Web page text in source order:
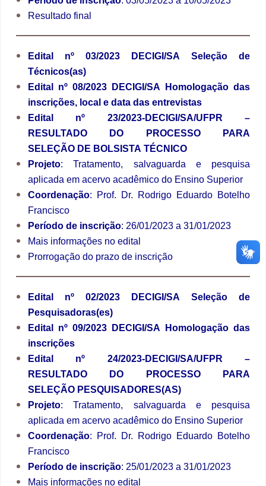
Resultado final
Edital nº 03/2023 DECIGI/SA Seleção de
Técnicos(as)
Edital nº 08/2023 DECIGI/SA Homologação das
inscrições, local e data das entrevistas
Edital nº 23/2023-DECIGI/SA/UFPR –
RESULTADO DO PROCESSO PARA
SELEÇÃO DE BOLSISTA TÉCNICO
Projeto: Tratamento, salvaguarda e pesquisa
aplicada em acervo acadêmico do Ensino Superior
Coordenação: Prof. Dr. Rodrigo Eduardo Botelho
Francisco
Período de inscrição: 26/01/2023 a 31/01/2023
Mais informações no edital
Prorrogação do prazo de inscrição
Edital nº 02/2023 DECIGI/SA Seleção de
Pesquisadoras(es)
Edital nº 09/2023 DECIGI/SA Homologação das
inscrições
Edital nº 24/2023-DECIGI/SA/UFPR –
RESULTADO DO PROCESSO PARA
SELEÇÃO PESQUISADORES(AS)
Projeto: Tratamento, salvaguarda e pesquisa
aplicada em acervo acadêmico do Ensino Superior
Coordenação: Prof. Dr. Rodrigo Eduardo Botelho
Francisco
Período de inscrição: 25/01/2023 a 31/01/2023
Mais informações no edital